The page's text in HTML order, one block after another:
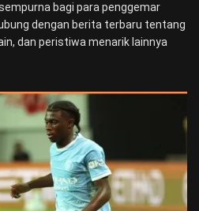
bagi para penggemar
dengan berita terbaru tentang
dan peristiwa menarik lainnya